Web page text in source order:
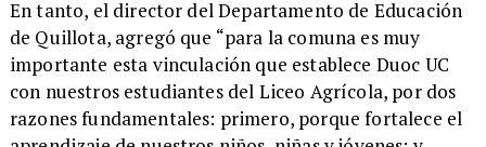
​En tanto, el director del Departamento de Educación
de Quillota, agregó que “para la comuna es muy
importante esta vinculación que establece Duoc UC
con nuestros estudiantes del Liceo Agrícola, por dos
razones fundamentales: primero, porque fortalece el